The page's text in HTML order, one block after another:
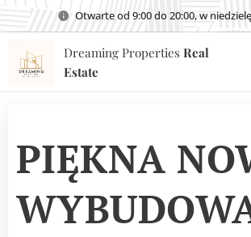
Otwarte od 9:00 do 20:00, w
Dreaming Properties Real
Estate
PIĘKNA